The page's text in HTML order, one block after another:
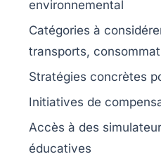
environnemental
Catégories à
transports,
Stratégies concrètes
Initiatives de
Accès à des
éducatives